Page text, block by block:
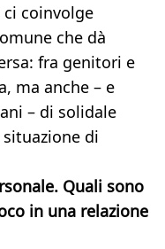
ci coinvolge
che dà
fra genitori e
ma anche – e
– di solidale
di
Quali sono
in una relazione